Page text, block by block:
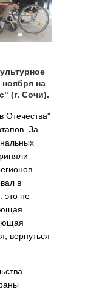
ноября на
(г. Сочи).
Отечества"
За
в
это не
вернуться